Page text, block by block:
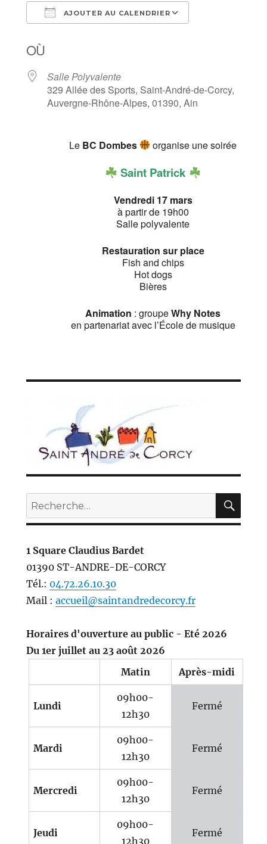
AJOUTER AU CALENDRIER
OÙ
Salle Polyvalente
329 Allée des Sports, Saint-André-de-Corcy,
Auvergne-Rhône-Alpes, 01390, Ain
Le BC Dombes organise une soirée
Saint Patrick
Vendredi 17 mars
à partir de 19h00
Salle polyvalente
Restauration sur place
Fish and chips
Hot dogs
Bières
Animation : groupeWhy Notes
en partenariat avec l’École de musique
Recherche
pour :
1 Square Claudius Bardet
01390 ST-ANDRE-DE-CORCY
Tél.: 04.72.26.10.30
Mail : accueil@saintandredecorcy.fr
Horaires d'ouverture au public - Eté 2026
Du 1er juillet au 23 août 2026
Matin
Après-midi
Lundi
09h00-
12h30
Fermé
Mardi
09h00-
12h30
Fermé
Mercredi
09h00-
12h30
Fermé
Jeudi
09h00-
12h30
Fermé